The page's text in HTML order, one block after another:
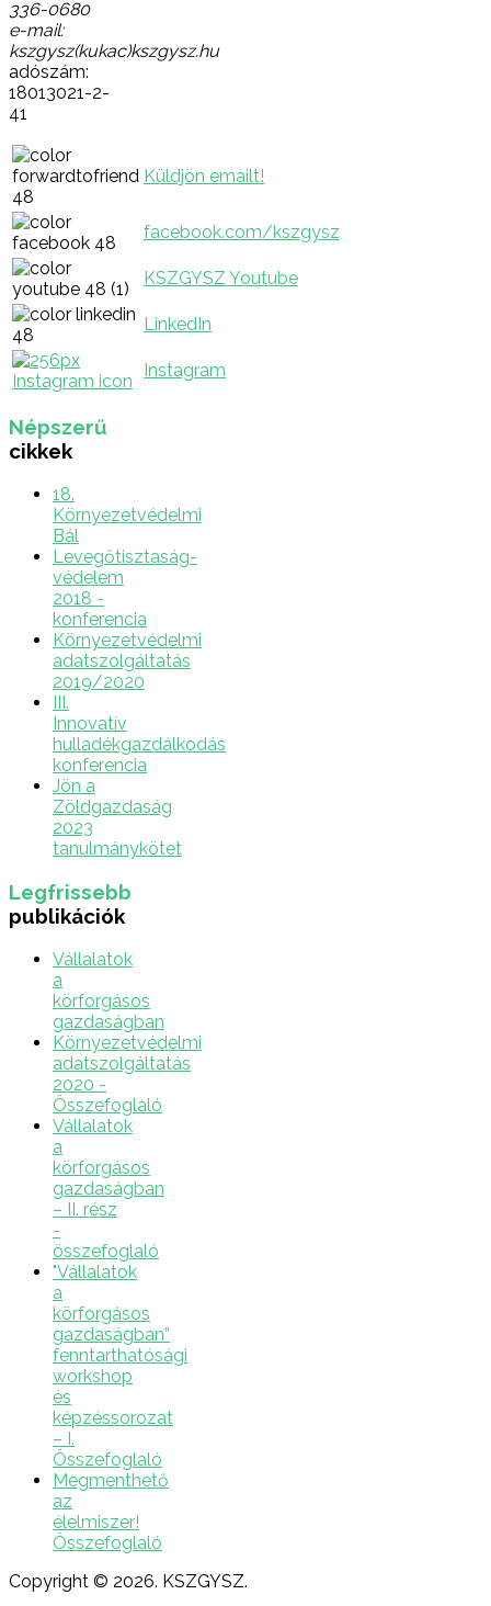
336-0680
e-mail:
kszgysz(kukac)kszgysz.hu
adószám:
18013021-2-
41
Küldjön emailt!
facebook.com/kszgysz
KSZGYSZ Youtube
LinkedIn
Instagram
Népszerű
cikkek
18.
Környezetvédelmi
Bál
Levegőtisztaság-
védelem
2018 -
konferencia
Környezetvédelmi
adatszolgáltatás
2019/2020
III.
Innovatív
hulladékgazdálkodás
konferencia
Jön a
Zöldgazdaság
2023
tanulmánykötet
Legfrissebb
publikációk
Vállalatok
a
körforgásos
gazdaságban
Környezetvédelmi
adatszolgáltatás
2020 -
Összefoglaló
Vállalatok
a
körforgásos
gazdaságban
– II. rész
-
összefoglaló
"Vállalatok
a
körforgásos
gazdaságban”
fenntarthatósági
workshop
és
képzéssorozat
– I.
Összefoglaló
Megmenthető
az
élelmiszer!
Összefoglaló
Copyright © 2026. KSZGYSZ.